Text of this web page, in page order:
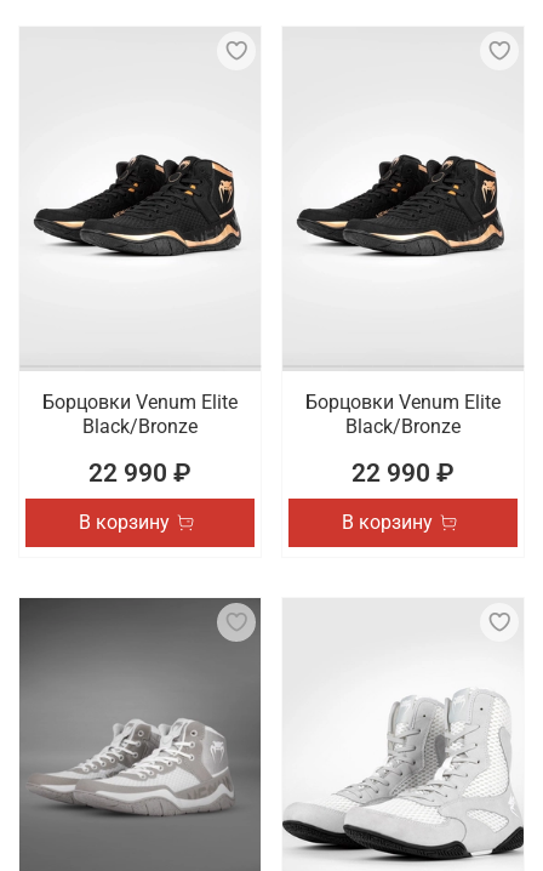
Борцовки Venum Elite
Black/Bronze
22 990 ₽
В корзину
Борцовки Venum Elite
Black/Bronze
22 990 ₽
В корзину